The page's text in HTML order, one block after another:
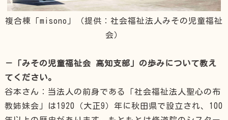
複合棟「misono」（提供：社会福祉法人みその児童福祉
会）
－「みその児童福祉会 高知支部」の歩みについて教え
てください。
谷本さん：当法人の前身である「社会福祉法人聖心の布
教姉妹会」は1920（大正9）年に秋田県で設立され、100